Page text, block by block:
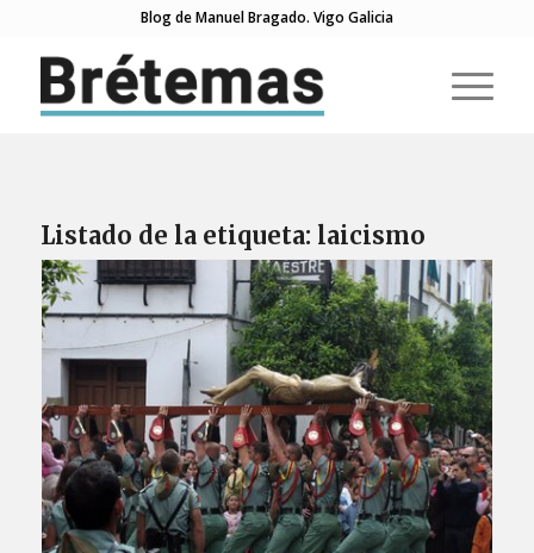
Blog de Manuel Bragado. Vigo Galicia
Listado de la etiqueta: laicismo